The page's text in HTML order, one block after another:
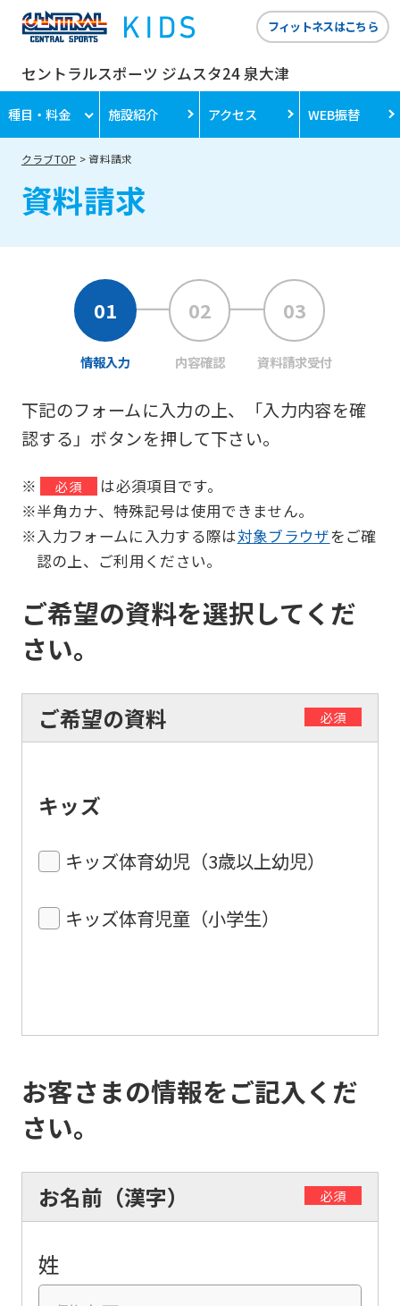
セントラルスポーツ ジムスタ24 泉大津
フィットネスはこちら
種目・料金 施設紹介 アクセス WEB振替
クラブTOP 資料請求
資料請求
情報入力 内容確認 資料請求受付
下記のフォームに入力の上、「入力内容を確
認する」ボタンを押して下さい。
※ 必須
は必須項目です。
※半角カナ、特殊記号は使用できません。
※入力フォームに入力する際は対象ブラウザをご確
認の上、ご利用ください。
ご希望の資料を選択してくだ
さい。
ご希望の資料 必須
キッズ
キッズ体育幼児（3歳以上幼児）
キッズ体育児童（小学生）
お客さまの情報をご記入くだ
さい。
お名前（漢字） 必須
姓